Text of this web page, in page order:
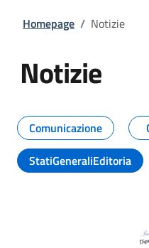
Homepage / Notizie
Notizie
Tutti iComunicazione
StatiGeneraliEditoria